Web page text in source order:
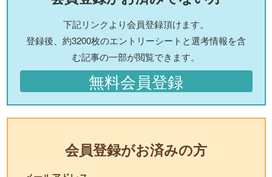
下記リンクより会員登録頂けます。
登録後、約3200枚のエントリーシートと選考情報を含
む記事の一部が閲覧できます。
無料会員登録
会員登録がお済みの方